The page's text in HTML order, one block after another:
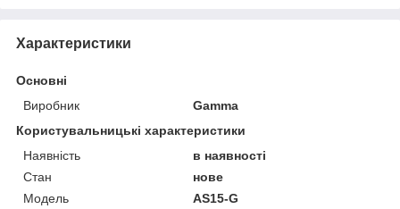
Характеристики
Основні
Виробник
Gamma
Користувальницькі характеристики
Наявність
в наявності
Стан
нове
Модель
AS15-G